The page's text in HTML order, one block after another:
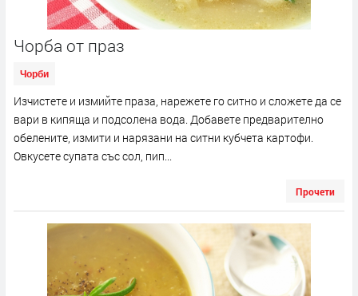
Чорба от праз
Чорби
Изчистете и измийте праза, нарежете го ситно и сложете да се
вари в кипяща и подсолена вода. Добавете предварително
обелените, измити и нарязани на ситни кубчета картофи.
Овкусете супата със сол, пип...
Прочети